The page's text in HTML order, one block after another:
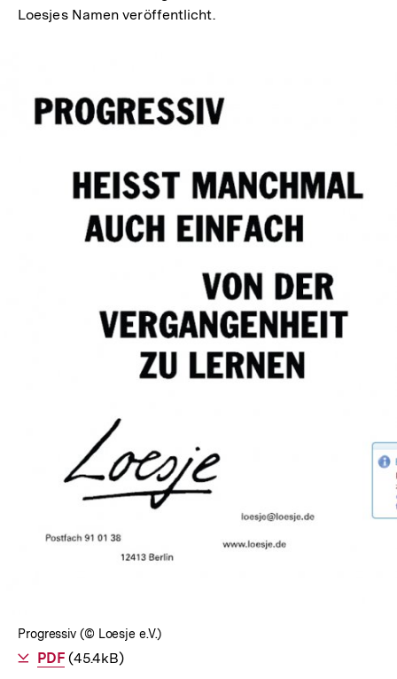
Loesjes Namen veröffentlicht.
In
Lightbox
öffnen
Progressiv (© Loesje e.V.)
Als
PDFherunterladen
(45.4kB)